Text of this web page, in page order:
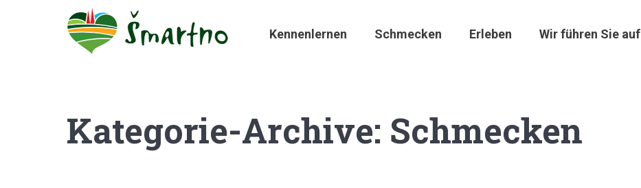
Kennenlernen Schmecken Erleben Wir führen Sie auf
Kategorie-Archive: Schmecken